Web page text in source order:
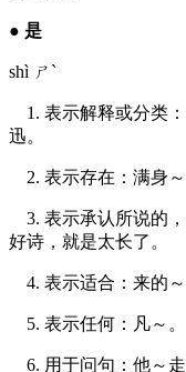
● 是
shì ㄕˋ
1. 表示解释或分类
迅。
2. 表示存在：满身～
3. 表示承认所说的，
好诗，就是太长了。
4. 表示适合：来的～
5. 表示任何：凡～。
6. 用于问句：他～走